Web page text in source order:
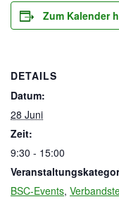
Zum Kalender
DETAILS
Datum:
28 Juni
Zeit:
9:30 - 15:00
BSC-Events,